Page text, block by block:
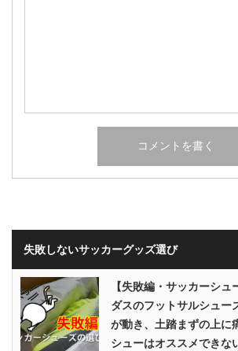
失敗しないサッカーグッズ選び
【失敗編・サッカーシュ
ダスのフットサルシュー
が動き、土踏まずの上に
シューはオススメできな